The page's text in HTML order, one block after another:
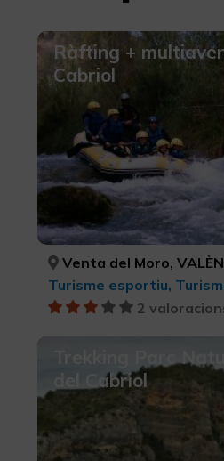
Ràfting +
Cabriol
Venta del Moro,
Turisme esportiu,
2
Trekking Parc
del Cabriol